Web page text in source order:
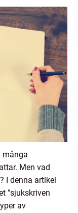
många
Men vad
I denna artikel
”sjukskriven
av